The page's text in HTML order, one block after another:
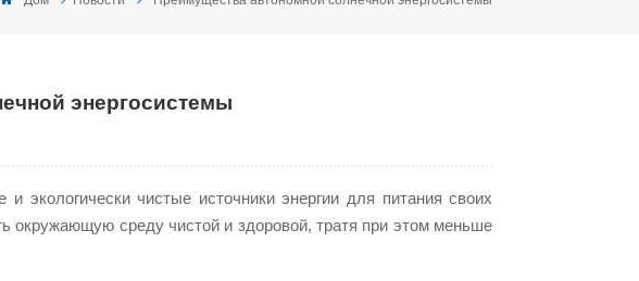
энергосистемы
экологически чистые источники энергии для питания своих
окружающую среду чистой и здоровой, тратя при этом меньше